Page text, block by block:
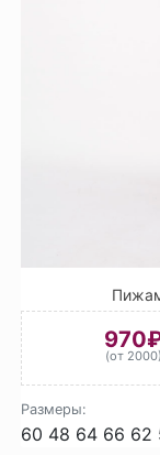
(от 2000)
Размеры:
60 48 64 66 62